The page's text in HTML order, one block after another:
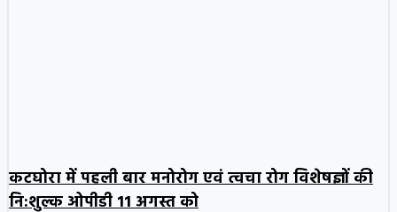
कटघोरा में पहली बार मनोरोग एवं त्वचा रोग विशेषज्ञों की
नि:शुल्क ओपीडी 11 अगस्त को